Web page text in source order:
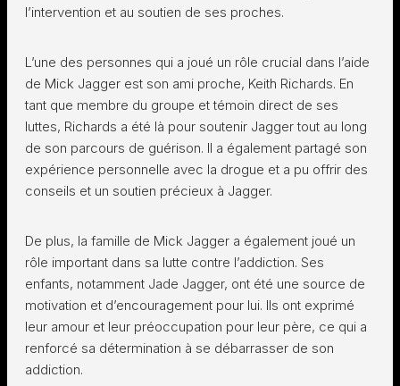
l’intervention et au soutien de ses proches.
L’une des personnes qui a joué un rôle crucial dans l’aide
de Mick Jagger est son ami proche, Keith Richards. En
tant que membre du groupe et témoin direct de ses
luttes, Richards a été là pour soutenir Jagger tout au long
de son parcours de guérison. Il a également partagé son
expérience personnelle avec la drogue et a pu offrir des
conseils et un soutien précieux à Jagger.
De plus, la famille de Mick Jagger a également joué un
rôle important dans sa lutte contre l’addiction. Ses
enfants, notamment Jade Jagger, ont été une source de
motivation et d’encouragement pour lui. Ils ont exprimé
leur amour et leur préoccupation pour leur père, ce qui a
renforcé sa détermination à se débarrasser de son
addiction.